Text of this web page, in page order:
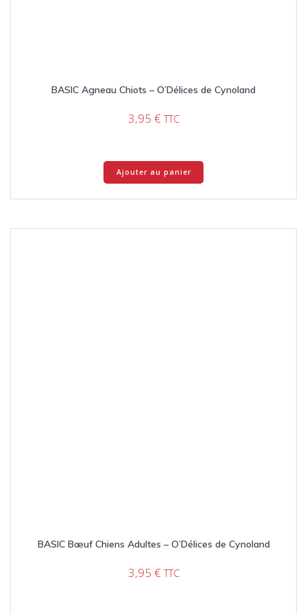
BASIC Agneau Chiots – O’Délices de Cynoland
3,95 € TTC
Ajouter au panier
BASIC Bœuf Chiens Adultes – O’Délices de Cynoland
3,95 € TTC